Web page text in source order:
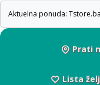
Aktuelna ponuda:
Prati
Lista